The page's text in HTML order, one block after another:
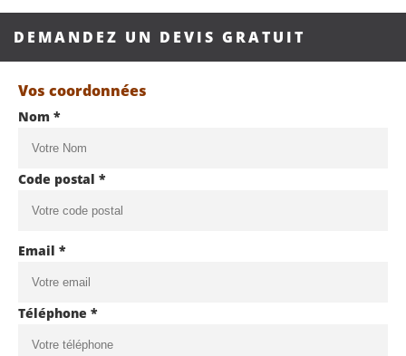
DEMANDEZ UN DEVIS GRATUIT
Vos coordonnées
Nom *
Code postal *
Email *
Téléphone *